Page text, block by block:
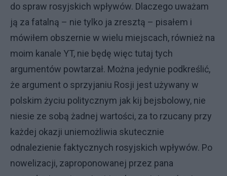
do spraw rosyjskich wpływów. Dlaczego uważam
ją za fatalną – nie tylko ja zresztą – pisałem i
mówiłem obszernie w wielu miejscach, również na
moim kanale YT, nie będę więc tutaj tych
argumentów powtarzał. Można jedynie podkreślić,
że argument o sprzyjaniu Rosji jest używany w
polskim życiu politycznym jak kij bejsbolowy, nie
niesie ze sobą żadnej wartości, za to rzucany przy
każdej okazji uniemożliwia skutecznie
odnalezienie faktycznych rosyjskich wpływów. Po
nowelizacji, zaproponowanej przez pana